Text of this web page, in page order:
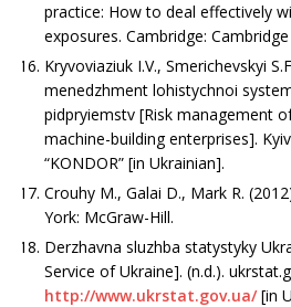
practice: How to deal effectively
exposures. Cambridge:
Kryvoviaziuk I.V., Smerichevskyi
menedzhment lohistychnoi
pidpryiemstv [Risk management
machine-building enterprises].
“KONDOR” [in Ukrainian].
Crouhy M., Galai D., Mark R.
York: McGraw-Hill.
Derzhavna sluzhba statystyky
Service of Ukraine]. (n.d.).
http://www.ukrstat.gov.ua/[in